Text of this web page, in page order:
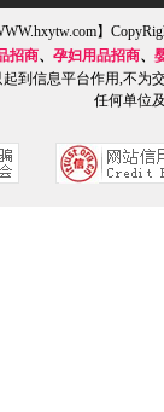
】
招商、 孕妇用品招商、
起到信息平台作用,不为
任何单位